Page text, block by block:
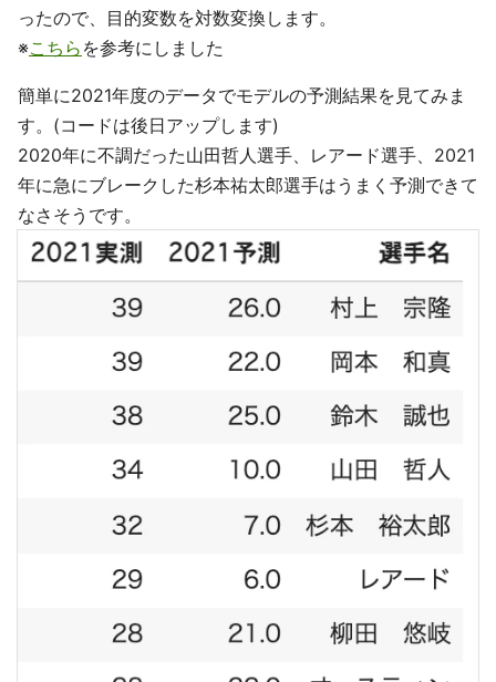
ったので、目的変数を対数変換します。
※こちら を参考にしました
簡単に2021年度のデータでモデルの予測結果を見てみま
す。(コードは後日アップします)
2020年に不調だった山田哲人選手、レアード選手、2021
年に急にブレークした杉本祐太郎選手はうまく予測できて
なさそうです。